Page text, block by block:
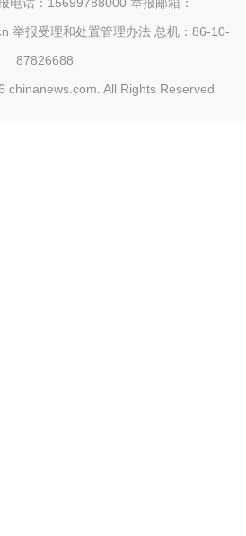
举报受理和处置管理办法 总机：86-10-
87826688
chinanews.com. All Rights Reserved